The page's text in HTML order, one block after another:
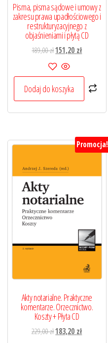
Pisma, pisma sądowe i umowy z
zakresu prawa upadłościowego i
restrukturyzacyjnego z
objaśnieniami i płytą CD
189,00złPierwotna
cena
wynosiła:
189,00 zł.
151,20 złAktualna
151,20 zł.
Dodaj do koszyka
Promocja!
Akty notarialne. Praktyczne
komentarze. Orzecznictwo.
Koszty + Płyta CD
229,00złPierwotna
183,20 złAktualna